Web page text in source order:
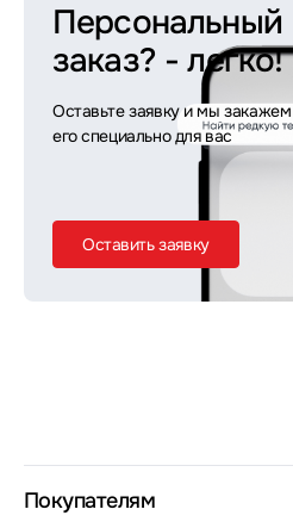
Персональный
заказ? - легко!
Оставьте заявку и мы закажем
его специально для вас
Оставить заявку
Покупателям